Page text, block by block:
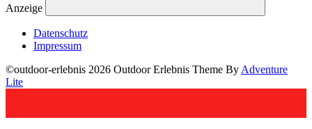
Anzeige
Datenschutz
Impressum
©outdoor-erlebnis 2026 Outdoor Erlebnis Theme By Adventure
Lite